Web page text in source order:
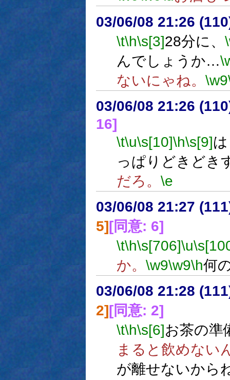
03/06/08 21:26
\t\h\s[3]28分に、
んでしょうか…
ないにゃね。 \w9
03/06/08 21:26
16]
\t\u\s[10]\h\s[9]
っぱりどきどき
だろ。 \e
03/06/08 21:27
5][同意: 6]
\t\h\s[706]\u
か。 \w9\w9\h何
03/06/08 21:28
2][同意: 2]
\t\h\s[6]お茶の準
まると飲めない
が離せないから